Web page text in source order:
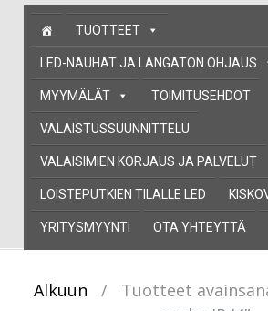
Skip
content
TUOTTEET
LED-NAUHAT JA LANGATON OHJAUS
MYYMÄLÄT TOIMITUSEHDOT
VALAISTUSSUUNNITTELU
VALAISIMIEN KORJAUS JA PALVELUT
LOISTEPUTKIEN TILALLE LED
YRITYSMYYNTI OTA YHTEYTTÄ
Alkuun /
Tuotteet